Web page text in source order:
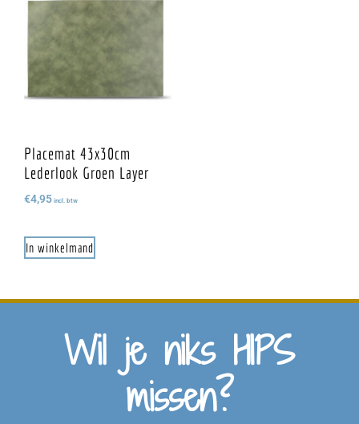
Placemat 43x30cm
Lederlook Groen Layer
€4,95 incl. btw
In winkelmand
Wil je niks HIPS
missen?